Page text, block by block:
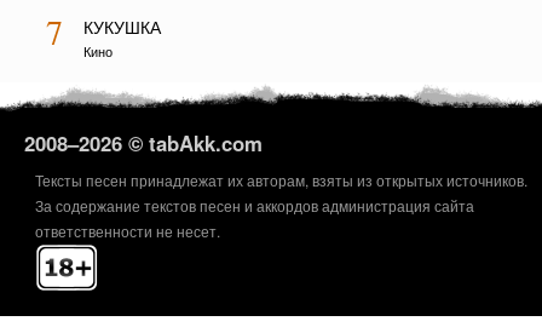
7 КУКУШКА
Кино
2008–2026 © tabAkk.com
Тексты песен принадлежат их авторам, взяты из открытых источников.
За содержание текстов песен и аккордов администрация сайта
ответственности не несет.